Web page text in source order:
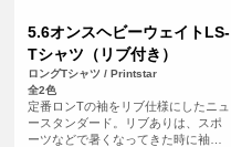
5.6オンスヘビーウェイトLS-
Tシャツ（リブ付き）
ロングTシャツ / Printstar
全2色
定番ロンTの袖をリブ仕様にしたニュ
ースタンダード。リブありは、スポ
ーツなどで暑くなってきた時に袖を